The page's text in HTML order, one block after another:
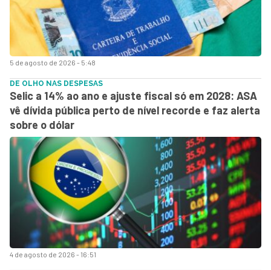
5 de agosto de 2026 - 5:48
4 de agosto de 2026 - 16:51
DE OLHO NAS DESPESAS
Selic a 14% ao ano e ajuste fiscal só em 2028: ASA
vê dívida pública perto de nível recorde e faz alerta
sobre o dólar